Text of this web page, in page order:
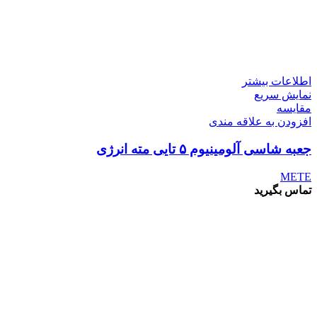
اطلاعات بیشتر
نمایش سریع
مقايسه
افزودن به علاقه مندی
جعبه شاسی آلومینیوم ۵ تایی مته انرژی
METE
تماس بگیرید